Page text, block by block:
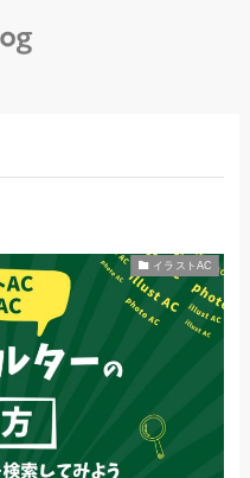
イラストAC